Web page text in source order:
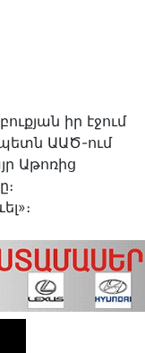
իր էջում
ԱԱԾ-ում
Աթոռից